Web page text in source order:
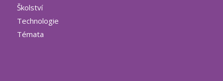
Školství
Technologie
Témata